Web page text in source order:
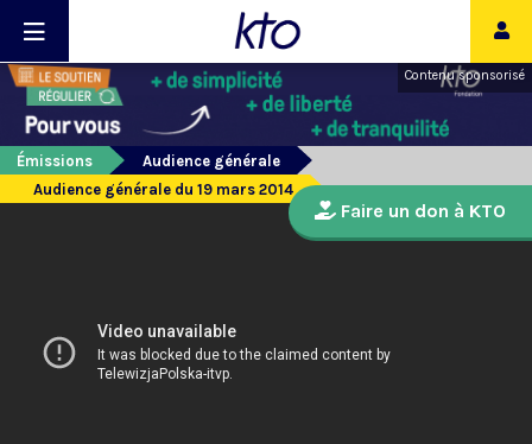
Contenu sponsorisé
Émissions
Audience générale
Audience générale du 19 mars 2014
Faire un don à KTO